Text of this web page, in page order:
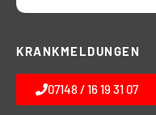
KRANKMELDUNGEN
07148 / 16 19 31 07